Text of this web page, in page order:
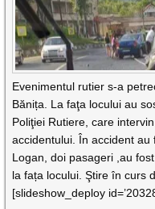
Evenimentul rutier s-a
Bănița. La faţa locului au
Poliţiei Rutiere, care
accidentului. În accident
Logan, doi pasageri ,au
la fața locului. Ştire în curs
[slideshow_deploy